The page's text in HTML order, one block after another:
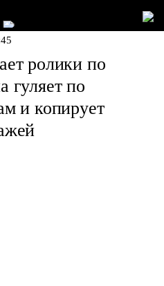
ролики по
гуляет по
и копирует